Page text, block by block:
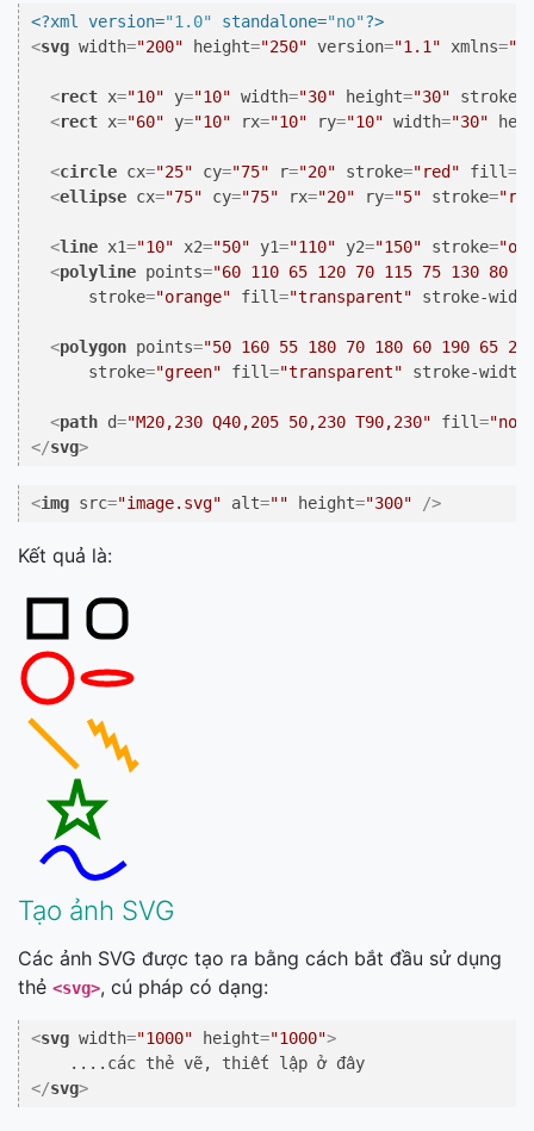
<?xml version="1.0" standalone="no"?>
<svg width="200" height="250" version="1.1" xmlns=
<rect x="10" y="10" width="30" height="30" stroke
<rect x="60" y="10" rx="10" ry="10" width="30"
<circle cx="25" cy="75" r="20" stroke="red" fill=
<ellipse cx="75" cy="75" rx="20" ry="5" stroke=
<line x1="10" x2="50" y1="110" y2="150" stroke=
<polyline points="60 110 65 120 70 115 75 130 80
stroke="orange" fill="transparent" stroke-
<polygon points="50 160 55 180 70 180 60 190 65
stroke="green" fill="transparent" stroke-width
<path d="M20,230 Q40,205 50,230 T90,230" fill=
</svg>
<img src="image.svg" alt="" height="300" />
Kết quả là:
Tạo ảnh SVG
Các ảnh SVG được tạo ra bằng cách bắt đầu sử dụng
thẻ <svg>, cú pháp có dạng:
<svg width="1000" height="1000">
</svg>